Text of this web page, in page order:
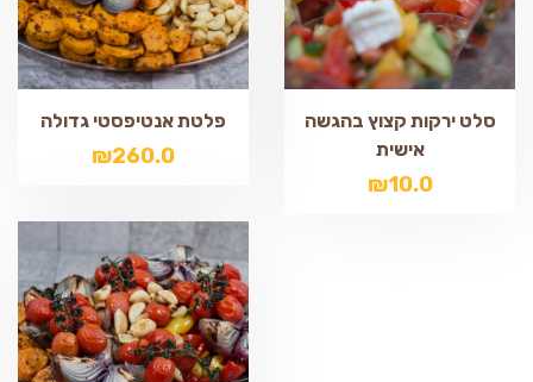
סלט ירקות קצוץ בהגשה
אישית
₪10.0
פלטת אנטיפסטי גדולה
₪260.0